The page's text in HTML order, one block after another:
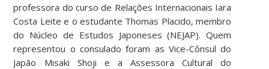
professora do curso de Relações Internacionais Iara
Costa Leite e o estudante Thomas Placido, membro
do Núcleo de Estudos Japoneses (NEJAP). Quem
representou o consulado foram as Vice-Cônsul do
Japão Misaki Shoji e a Assessora Cultural do